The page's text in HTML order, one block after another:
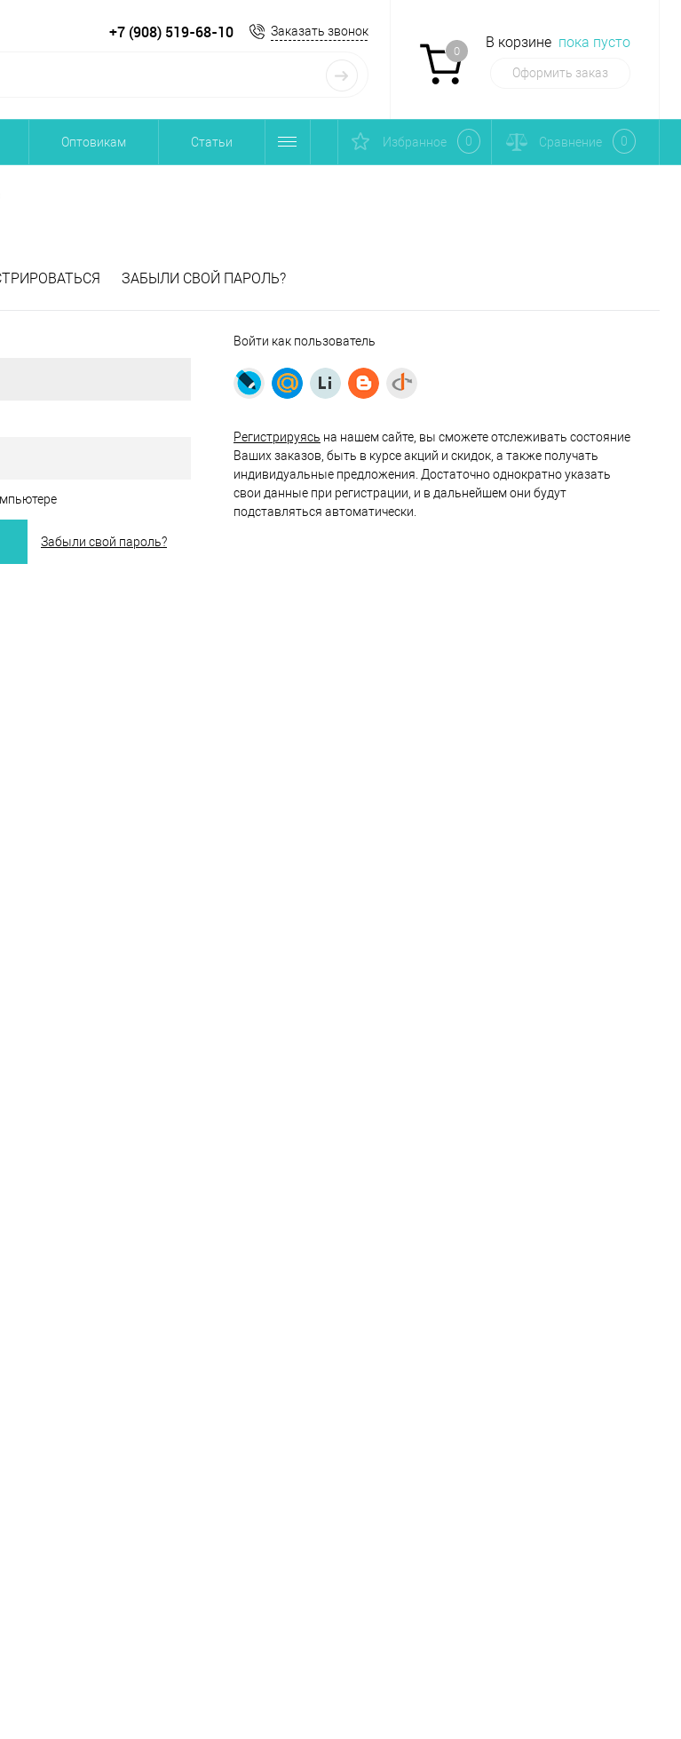
+7 (908) 519-68-10 Заказать звонок
0
В корзине пока пусто
Оформить заказ
Оптовикам Статьи Избранное 0 Сравнение 0
ЗАБЫЛИ СВОЙ ПАРОЛЬ?
Забыли свой пароль?
Войти как пользователь
Регистрируясь на нашем сайте, вы сможете отслеживать состояние
Ваших заказов, быть в курсе акций и скидок, а также получать
индивидуальные предложения. Достаточно однократно указать
свои данные при регистрации, и в дальнейшем они будут
подставляться автоматически.